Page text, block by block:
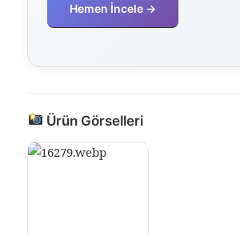
Hemen İncele →
Ürün Görselleri